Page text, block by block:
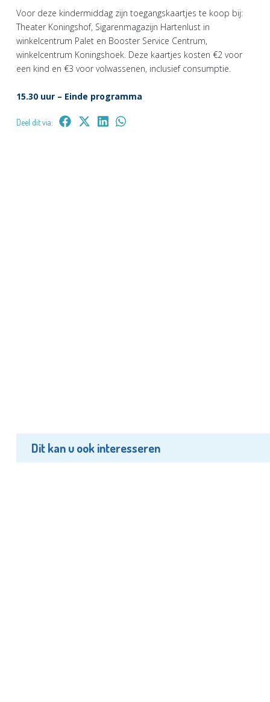
Voor deze kindermiddag zijn toegangskaartjes te koop bij:
Theater Koningshof, Sigarenmagazijn Hartenlust in
winkelcentrum Palet en Booster Service Centrum,
winkelcentrum Koningshoek. Deze kaartjes kosten €2 voor
een kind en €3 voor volwassenen, inclusief consumptie.
15.30 uur – Einde programma
Deel dit via:
Dit kan u ook interesseren